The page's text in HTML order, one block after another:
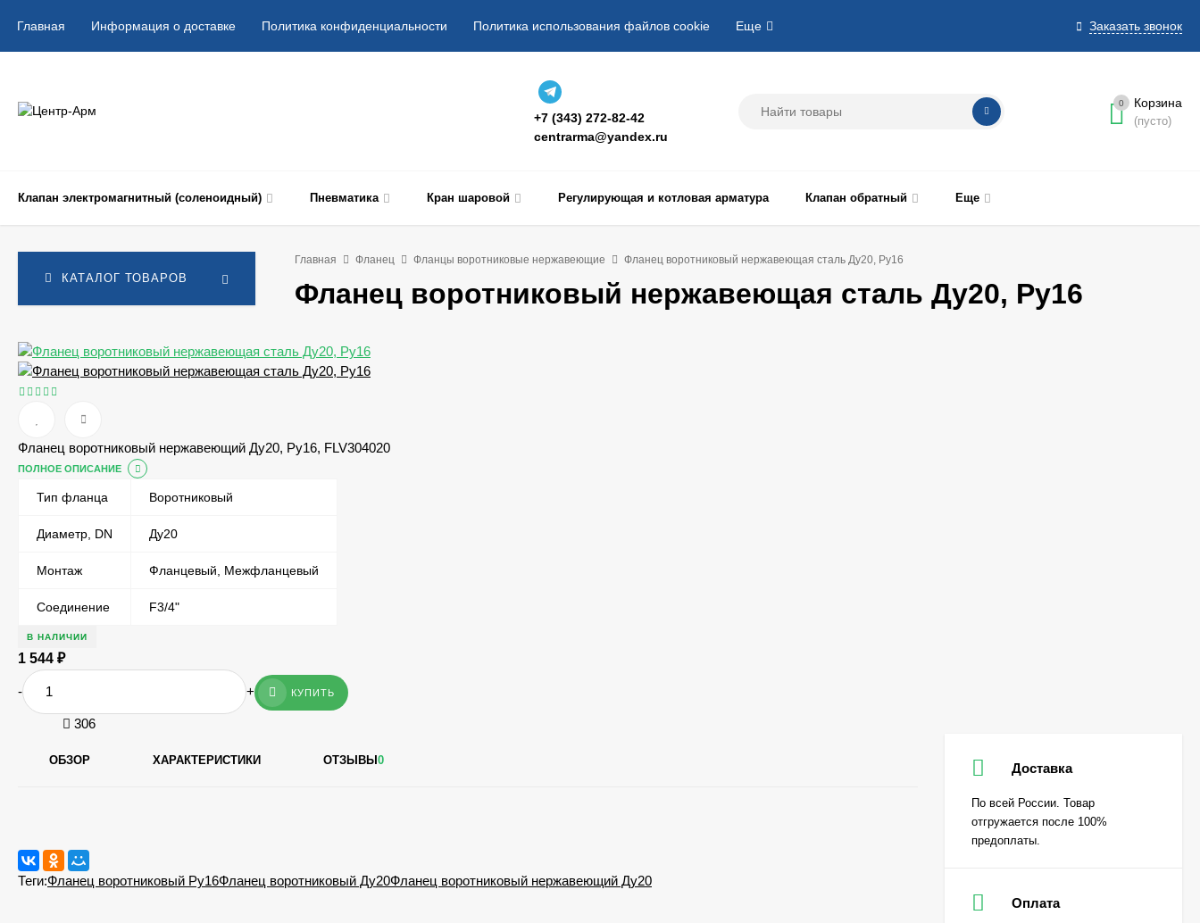
Заказать звонок
Главная Информация о доставке Политика конфиденциальности Политика использования файлов cookie Еще
+7 (343) 272-82-42
centrarma@yandex.ru
0 Корзина
(пусто)
Клапан электромагнитный (соленоидный) Пневматика Кран шаровой Регулирующая и котловая арматура Клапан обратный Еще
КАТАЛОГ ТОВАРОВ
Главная Фланец Фланцы воротниковые нержавеющие Фланец воротниковый нержавеющая сталь Ду20, Ру16
Фланец воротниковый нержавеющая сталь Ду20, Ру16
Фланец воротниковый нержавеющий Ду20, Ру16, FLV304020
ПОЛНОЕ ОПИСАНИЕ
Тип фланца Воротниковый
Диаметр, DN Ду20
Монтаж Фланцевый, Межфланцевый
Соединение F3/4"
В НАЛИЧИИ
1 544 ₽
- + КУПИТЬ
306
ОБЗОР ХАРАКТЕРИСТИКИ ОТЗЫВЫ 0
Теги:Фланец воротниковый Ру16Фланец воротниковый Ду20Фланец воротниковый нержавеющий Ду20
Доставка
По всей России. Товар
отгружается после 100%
предоплаты.
Оплата